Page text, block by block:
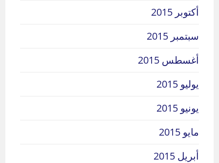
أكتوبر 2015
سبتمبر 2015
أغسطس 2015
يوليو 2015
يونيو 2015
مايو 2015
أبريل 2015